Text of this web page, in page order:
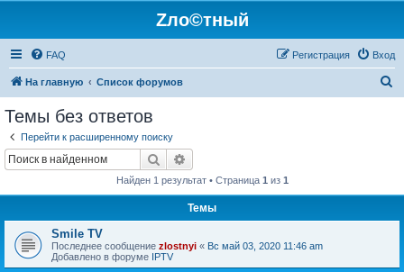
Zло©тный
FAQ Вход
Регистрация
На главную Список форумов
Темы без ответов
Перейти к расширенному поиску
Поиск
Найден 1 результат • Страница 1 из 1
Темы
Smile TV
Последнее сообщение zlostnyi « Вс май 03, 2020 11:46 am
Добавлено в форуме IPTV